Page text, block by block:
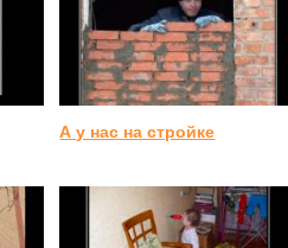
А у нас на стройке